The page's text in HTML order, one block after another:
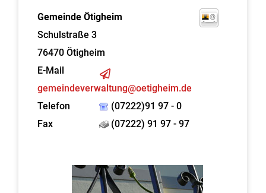
Gemeinde Ötigheim
Schulstraße 3
76470 Ötigheim
E-Mail
gemeindeverwaltung@oetigheim.de
Telefon
(07222)91 97 - 0
Fax
(07222) 91 97 - 97